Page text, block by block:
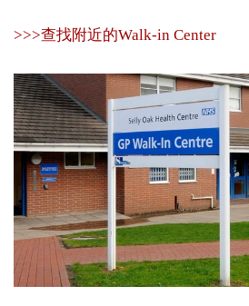
>>>查找附近的Walk-in Center